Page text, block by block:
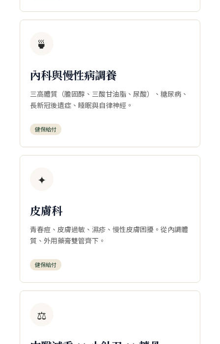
🍵
內科與慢性病調養
三高體質（膽固醇、三酸甘油脂、尿酸）、糖尿病、
長新冠後遺症、睡眠與自律神經。
健保給付
✦
皮膚科
青春痘、皮膚過敏、濕疹、慢性皮膚困擾。從內調體
質、外用藥膏雙管齊下。
健保給付
⚖️